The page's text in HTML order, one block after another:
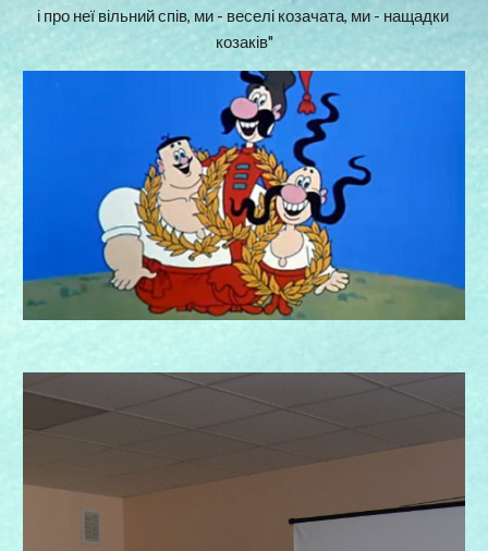
і про неї вільний спів, ми - веселі козачата, ми - нащадки
козаків"